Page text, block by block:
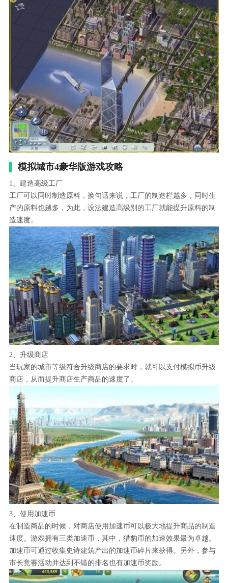
模拟城市4豪华版游戏攻略
1、建造高级工厂
工厂可以同时制造原料，换句话来说，工厂的制造栏越多，同时生
产的原料也越多，为此，设法建造高级别的工厂就能提升原料的制
造速度。
2、升级商店
当玩家的城市等级符合升级商店的要求时，就可以支付模拟币升级
商店，从而提升商店生产商品的速度了。
3、使用加速币
在制造商品的时候，对商店使用加速币可以极大地提升商品的制造
速度。游戏拥有三类加速币，其中，猎豹币的加速效果最为卓越。
加速币可通过收集史诗建筑产出的加速币碎片来获得。另外，参与
市长竞赛活动并达到不错的排名也有加速币奖励。